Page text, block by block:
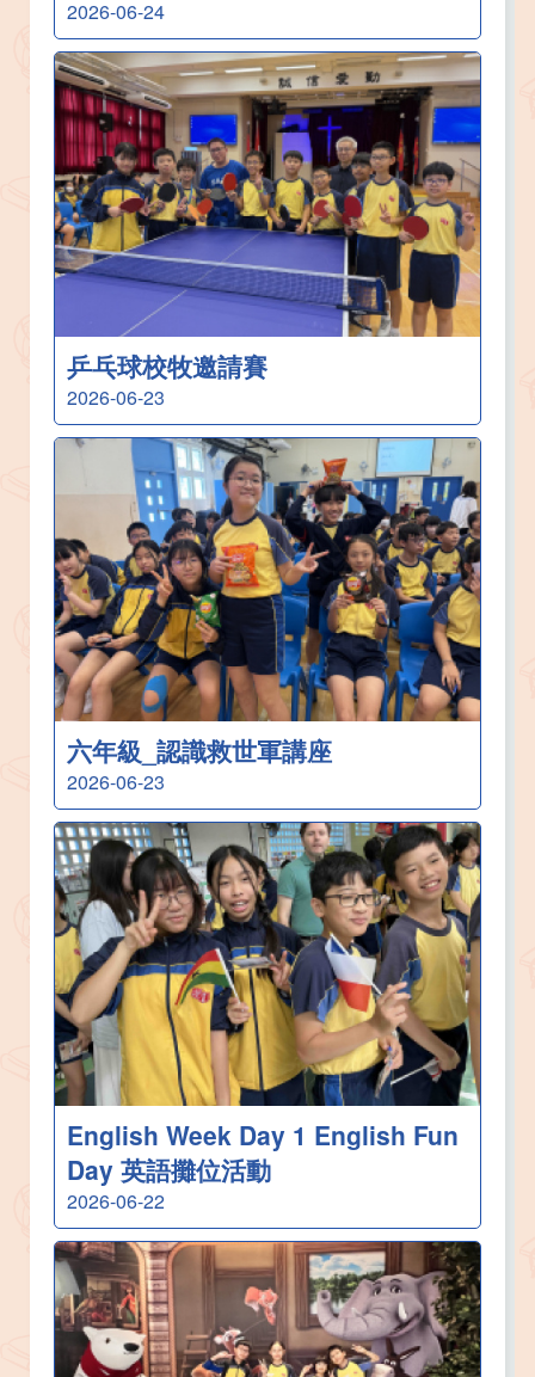
2026-06-24
乒乓球校牧邀請賽
2026-06-23
六年級_認識救世軍講座
2026-06-23
English Week Day 1 English Fun
Day 英語攤位活動
2026-06-22